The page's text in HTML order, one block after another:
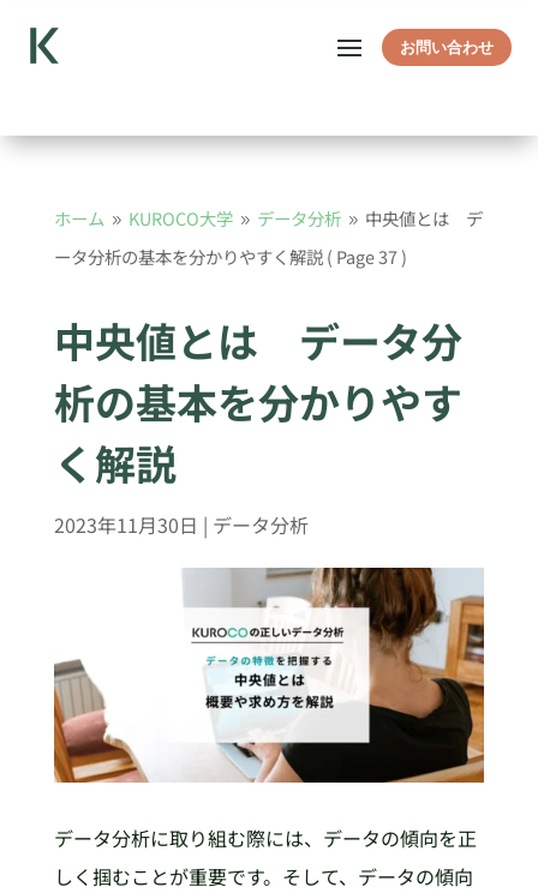
お問い合わせ
ホーム 9 KUROCO大学 9 データ分析 9 中央値とは デ
ータ分析の基本を分かりやすく解説( Page 37 )
中央値とは データ分
析の基本を分かりやす
く解説
2023年11月30日 | データ分析
データ分析に取り組む際には、データの傾向を正
しく掴むことが重要です。そして、データの傾向